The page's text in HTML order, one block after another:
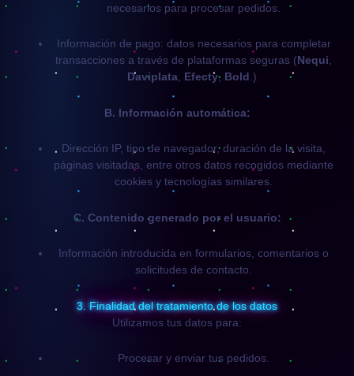
necesarios para procesar pedidos.
Información de pago: datos necesarios para completar
transacciones a través de plataformas seguras (Nequi
Daviplata Efecty, Bold .).
B. Información automática:
Dirección IP, tipo de navegador, duración de la visita,
páginas visitadas, entre otros datos recogidos mediante
cookies y tecnologías similares.
C. Contenido generado por el usuario:
Información introducida en formularios, comentarios o
solicitudes de contacto.
3. Finalidad del tratamiento de los datos
Utilizamos tus datos para:
Procesar y enviar tus pedidos.